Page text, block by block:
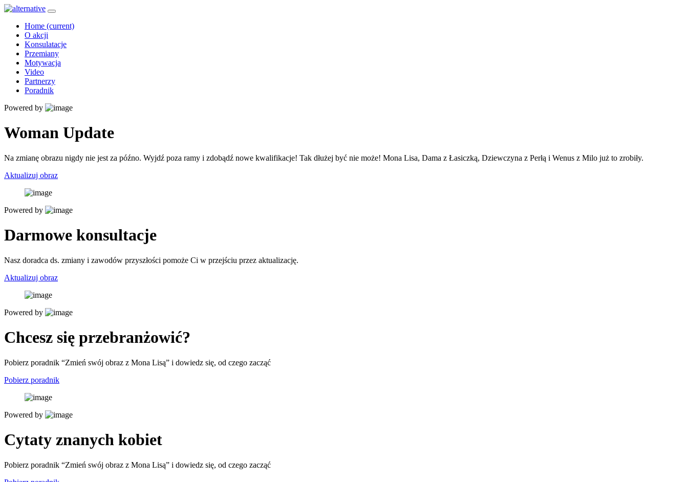
Home (current)
O akcji
Konsulatacje
Przemiany
Motywacja
Video
Partnerzy
Poradnik
Powered by
Woman Update
Na zmianę obrazu nigdy nie jest za późno. Wyjdź poza ramy i zdobądź nowe kwalifikacje! Tak dłużej być nie może! Mona Lisa, Dama z Łasiczką, Dziewczyna z Perłą i Wenus z Milo już to zrobiły.
Aktualizuj obraz
Powered by
Darmowe konsultacje
Nasz doradca ds. zmiany i zawodów przyszłości pomoże Ci w przejściu przez aktualizację.
Aktualizuj obraz
Powered by
Chcesz się przebranżowić?
Pobierz poradnik “Zmień swój obraz z Mona Lisą” i dowiedz się, od czego zacząć
Pobierz poradnik
Powered by
Cytaty znanych kobiet
Pobierz poradnik “Zmień swój obraz z Mona Lisą” i dowiedz się, od czego zacząć